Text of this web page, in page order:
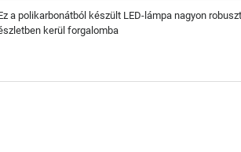
a polikarbonátból készült LED-lámpa nagyon
kerül forgalomba